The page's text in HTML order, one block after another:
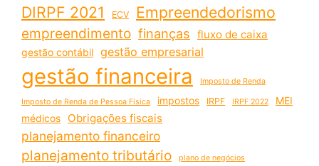
DIRPF 2021 ECV Empreendedorismo
empreendimento finanças fluxo de caixa
gestão contábil gestão empresarial
gestão financeira Imposto de Renda
Imposto de Renda de Pessoa Física impostos IRPF IRPF 2022
MEI
médicos
Obrigações fiscais
planejamento financeiro
planejamento tributário plano de negócios